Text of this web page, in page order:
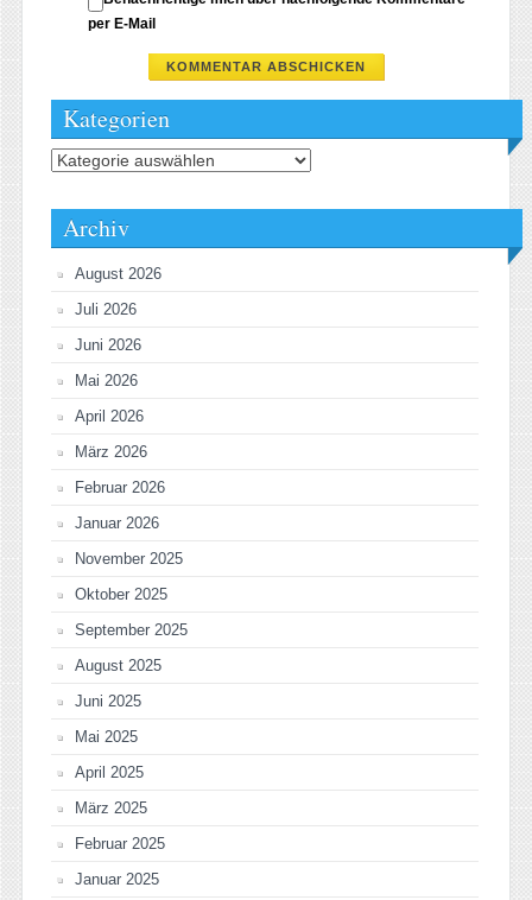
per E-Mail
Kategorien
Kategorien
Archiv
August 2026
Juli 2026
Juni 2026
Mai 2026
April 2026
März 2026
Februar 2026
Januar 2026
November 2025
Oktober 2025
September 2025
August 2025
Juni 2025
Mai 2025
April 2025
März 2025
Februar 2025
Januar 2025